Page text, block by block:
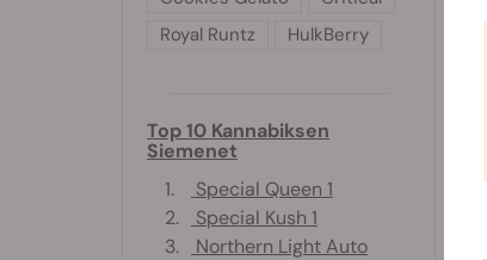
Royal Runtz
HulkBerry
Top 10 Kannabiksen
Siemenet
1.
Special Queen 1
2.
Special Kush 1
3.
Northern Light Auto